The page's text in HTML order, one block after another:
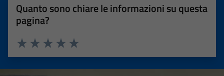
Quanto sono chiare le informazioni su questa
pagina?
Valuta 5 stelle su 5
Valuta 4 stelle su 5
Valuta 3 stelle su 5
Valuta 2 stelle su 5
Valuta 1 stelle su 5